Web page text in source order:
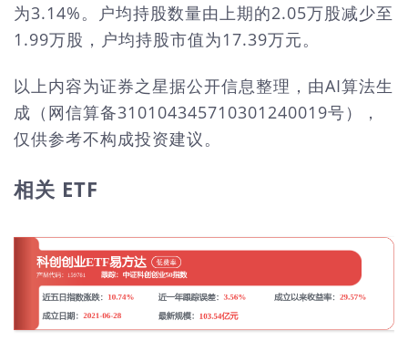
为3.14%。户均持股数量由上期的2.05万股减少至
1.99万股，户均持股市值为17.39万元。
以上内容为证券之星据公开信息整理，由AI算法生
成（网信算备310104345710301240019号），
仅供参考不构成投资建议。
相关 ETF